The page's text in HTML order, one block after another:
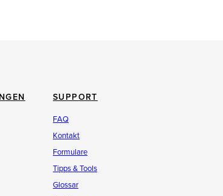
SUPPORT
FAQ
Kontakt
Formulare
Tipps & Tools
Glossar